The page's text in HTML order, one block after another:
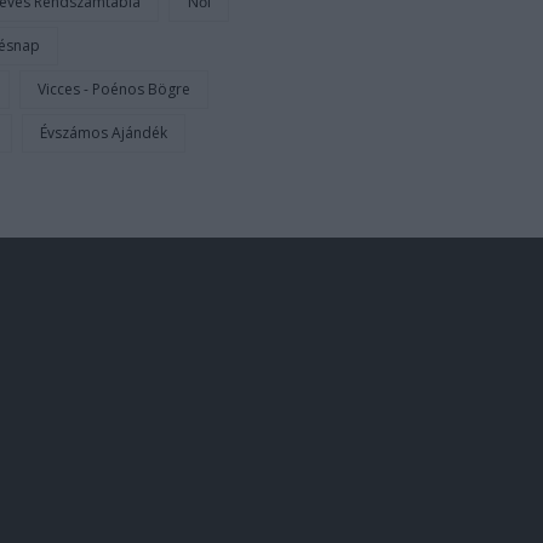
Vicces - Poénos Bögre
Évszámos Ajándék